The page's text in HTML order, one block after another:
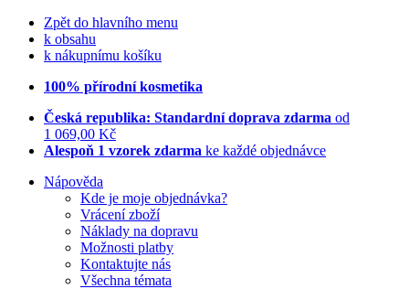
Zpět do hlavního menu
k obsahu
k nákupnímu košíku
100% přírodní kosmetika
Česká republika: Standardní doprava zdarma od
1 069,00 Kč
Alespoň 1 vzorek zdarma ke každé objednávce
Nápověda
Kde je moje objednávka?
Vrácení zboží
Náklady na dopravu
Možnosti platby
Kontaktujte nás
Všechna témata